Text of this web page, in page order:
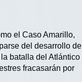
el Caso Amarillo,
del desarrollo de
batalla del Atlántico
fracasarán por